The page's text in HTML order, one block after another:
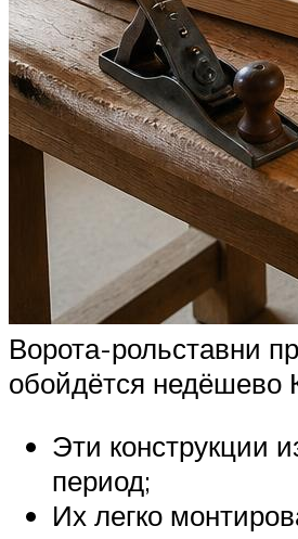
Ворота-рольставни
обойдётся недёшево
Эти конструкции
период;
Их легко